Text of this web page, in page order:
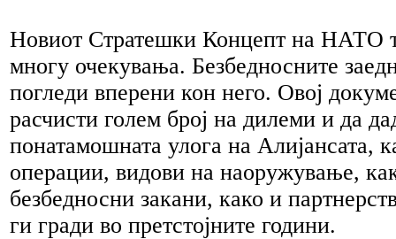
Новиот Стратешки Концепт на НАТО
многу очекувања. Безбедносните
погледи вперени кон него. Овој
расчисти голем број на дилеми и да
понатамошната улога на Алијансата,
операции, видови на наоружување,
безбедносни закани, како и
ги гради во претстојните години.